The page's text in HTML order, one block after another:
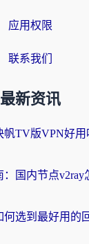
应用权限
联系我们
最新资讯